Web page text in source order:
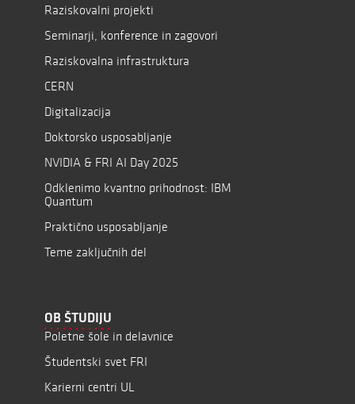
Raziskovalni projekti
Seminarji, konference in zagovori
Raziskovalna infrastruktura
CERN
Digitalizacija
Doktorsko usposabljanje
NVIDIA & FRI AI Day 2025
Odklenimo kvantno prihodnost: IBM
Quantum
Praktično usposabljanje
Teme zaključnih del
OB ŠTUDIJU
Poletne šole in delavnice
Študentski svet FRI
Karierni centri UL